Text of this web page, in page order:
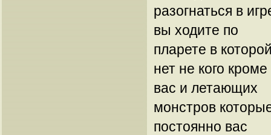
разогнаться в
вы ходите по
пларете в
нет не кого кроме
вас и летающих
монстров
постоянно вас